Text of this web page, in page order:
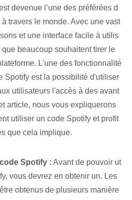
devenue l’une des préférées d
travers le monde. Avec une vast
et une interface facile à utilis
beaucoup souhaitent tirer le
L'une des fonctionnalité
Spotify est la possibilité d'utiliser
utilisateurs l'accès à des avant
article, nous vous expliquerons
utiliser un code Spotify et profit
que cela implique.
Spotify : ⁢Avant de pouvoir ut
vous devrez en obtenir un. Les
obtenus de plusieurs manière